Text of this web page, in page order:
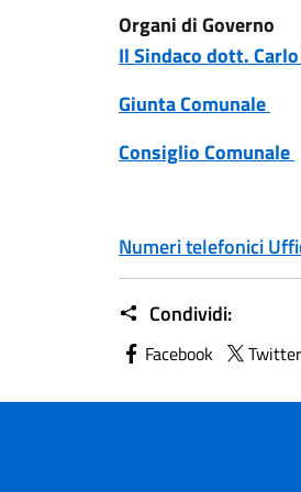
Organi di Governo
Il Sindaco dott.
Giunta Comunale
Consiglio Comunale
Numeri telefonici
Condividi:
Facebook Twitter